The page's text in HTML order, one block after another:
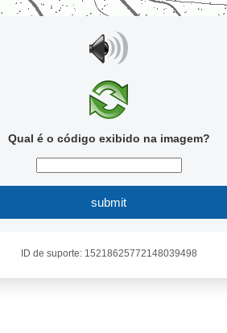
Qual é o código exibido na imagem?
submit
ID de suporte: 15218625772148039498